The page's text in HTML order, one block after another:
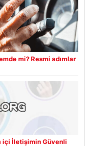
mi? Resmi adımlar
içi İletişimin Güvenli